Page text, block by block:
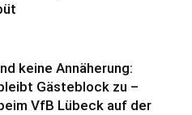
keine Annäherung:
Gästeblock zu –
VfB Lübeck auf der